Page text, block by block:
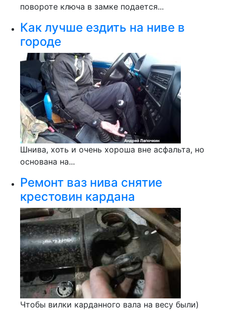
повороте ключа в замке подается...
Как лучше ездить на ниве в
городе
Шнива, хоть и очень хороша вне асфальта, но
основана на...
Ремонт ваз нива снятие
крестовин кардана
Чтобы вилки карданного вала на весу были)